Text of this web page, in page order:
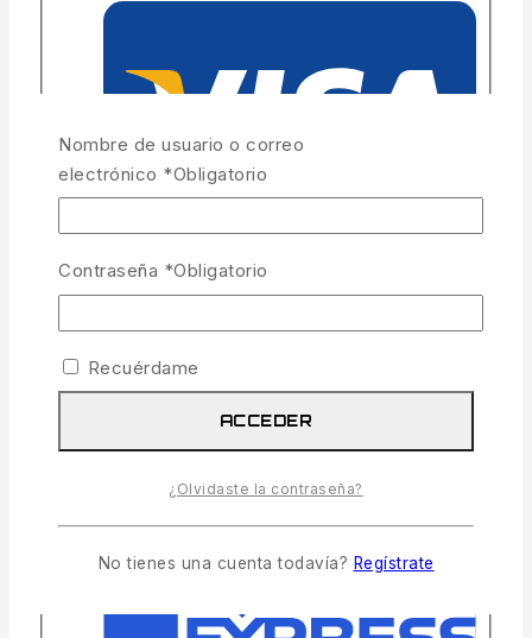
Nombre de usuario o correo
electrónico *Obligatorio
Contraseña *Obligatorio
Recuérdame
ACCEDER
¿Olvidaste la contraseña?
No tienes una cuenta todavía? Regístrate